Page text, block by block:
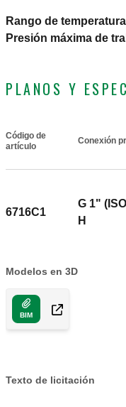
Rango de
Presión máxima de
PLANOS Y
Código de
artículo
Conexión
6716C1
G 1"
H
Modelos en 3D
BIM
Texto de licitación